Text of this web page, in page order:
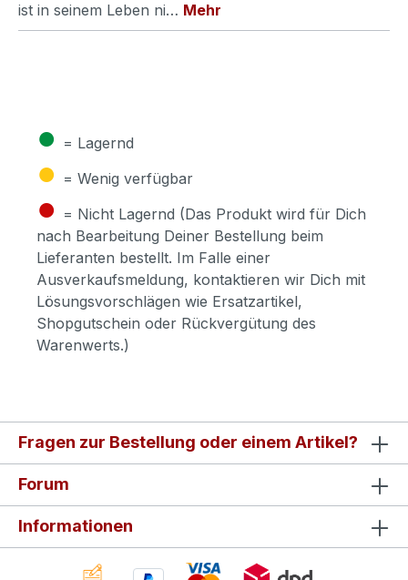
ist in seinem Leben ni… Mehr
● = Lagernd
● = Wenig verfügbar
● = Nicht Lagernd (Das Produkt wird für Dich
nach Bearbeitung Deiner Bestellung beim
Lieferanten bestellt. Im Falle einer
Ausverkaufsmeldung, kontaktieren wir Dich mit
Lösungsvorschlägen wie Ersatzartikel,
Shopgutschein oder Rückvergütung des
Warenwerts.)
Fragen zur Bestellung oder einem Artikel?
Forum
Informationen